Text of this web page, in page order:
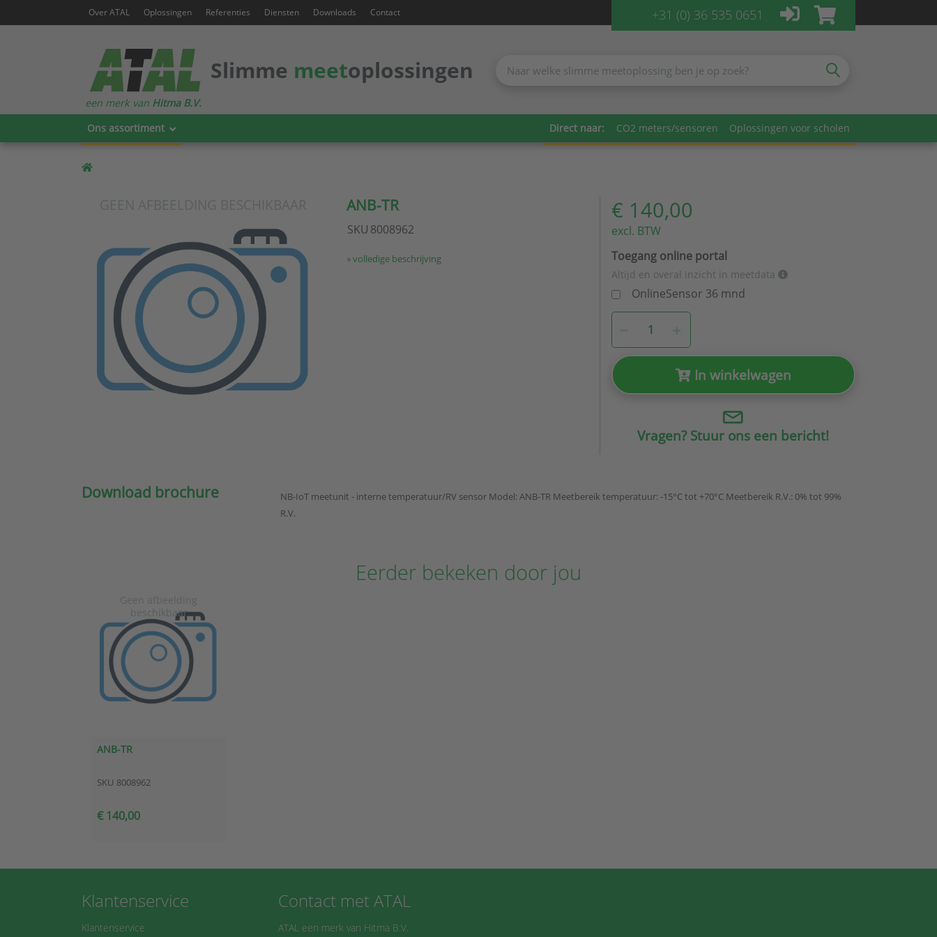
Over ATAL Oplossingen Referenties Diensten Downloads Contact +31 (0) 36 535 0651
Slimme meetoplossingen
Ons assortiment Direct naar: CO2 meters/sensoren Oplossingen voor scholen
een merk van Hitma B.V.
ANB-TR
SKU 8008962
» volledige beschrijving
€ 140,00
excl. BTW
Toegang online portal
Altijd en overal inzicht in meetdata
OnlineSensor 36 mnd
In winkelwagen
Vragen? Stuur ons een bericht!
Download brochure
NB-IoT meetunit - interne temperatuur/RV sensor Model: ANB-TR Meetbereik temperatuur: -15°C tot +70°C Meetbereik R.V.: 0% tot 99%
R.V.
Eerder bekeken door jou
ANB-TR
SKU 8008962
€ 140,00
Klantenservice
Klantenservice
Contact met ATAL
ATAL een merk van Hitma B.V.